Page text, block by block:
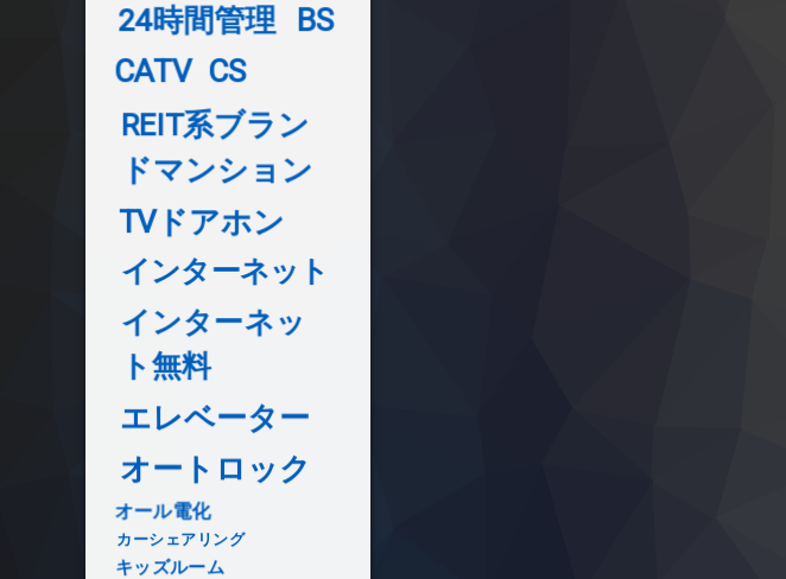
24時間管理
BS
CATV CS
REIT系ブラン
ドマンション
TVドアホン
インターネット
インターネッ
ト無料
エレベーター
オートロック
オール電化
カーシェアリング
キッズルーム